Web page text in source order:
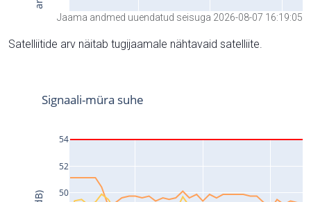
Jaama andmed uuendatud seisuga 2026-08-07 16:19:05
Satelliitide arv näitab tugijaamale nähtavaid satelliite.